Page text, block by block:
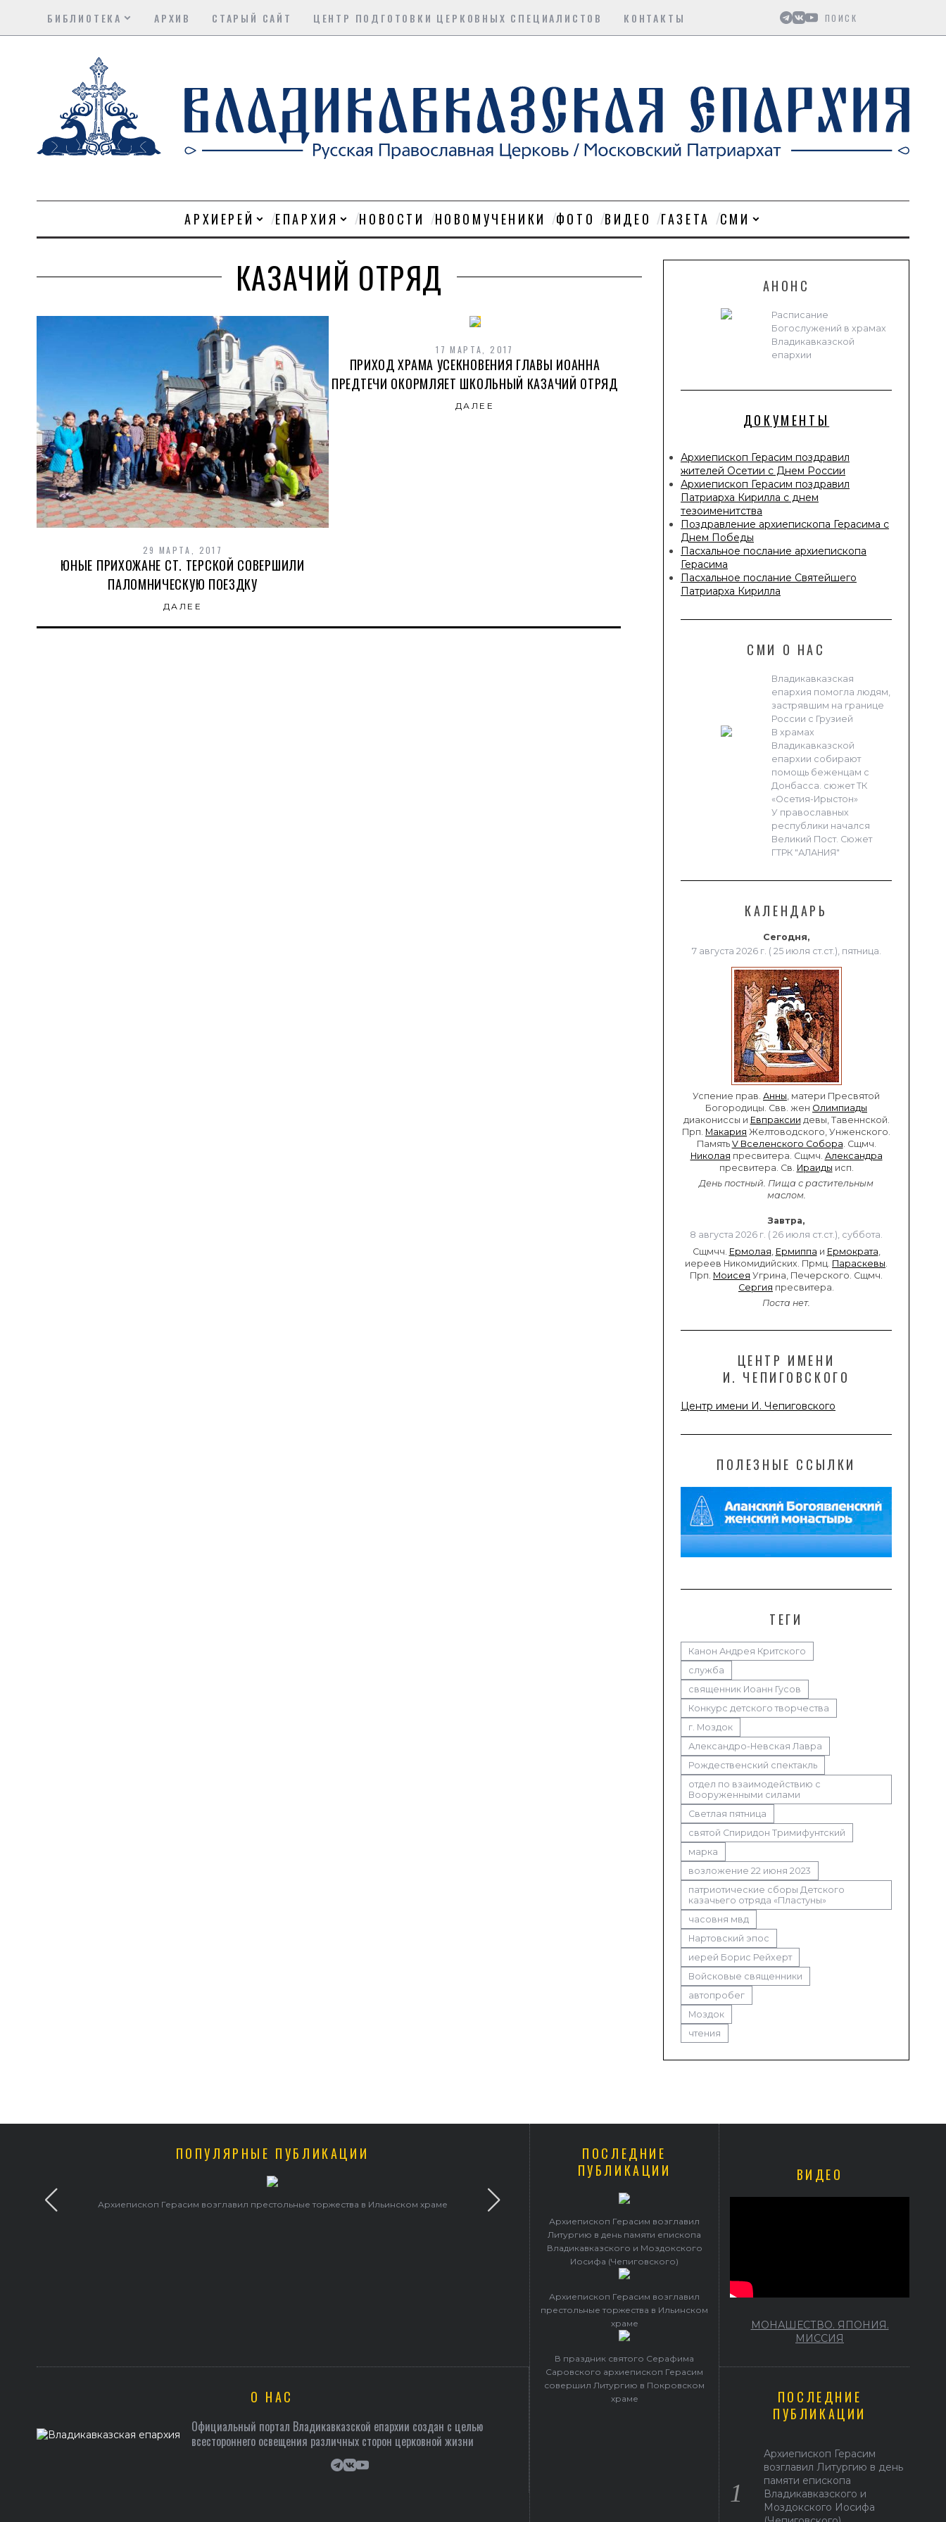
БИБЛИОТЕКА АРХИВ СТАРЫЙ САЙТ ЦЕНТР ПОДГОТОВКИ ЦЕРКОВНЫХ СПЕЦИАЛИСТОВ КОНТАКТЫ
АРХИЕРЕЙ ЕПАРХИЯ НОВОСТИ НОВОМУЧЕНИКИ ФОТО ВИДЕО ГАЗЕТА СМИ
АНОНС
Расписание
Богослужений в храмах
Владикавказской
епархии
ДОКУМЕНТЫ
Архиепископ Герасим поздравил
жителей Осетии с Днем России
Архиепископ Герасим поздравил
Патриарха Кирилла с днем
тезоименитства
Поздравление архиепископа Герасима с
Днем Победы
Пасхальное послание архиепископа
Герасима
Пасхальное послание Святейшего
Патриарха Кирилла
СМИ О НАС
Владикавказская
епархия помогла людям,
застрявшим на границе
России с Грузией
В храмах
Владикавказской
епархии собирают
помощь беженцам с
Донбасса. сюжет ТК
«Осетия-Ирыстон»
У православных
республики начался
Великий Пост. Сюжет
ГТРК "АЛАНИЯ"
КАЛЕНДАРЬ
Сегодня,
7 августа 2026 г. ( 25 июля ст.ст.), пятница.
Успение прав. Анны , матери Пресвятой
Богородицы. Свв. жен Олимпиады
диакониссы и Евпраксии девы, Тавеннской.
Прп. Макария Желтоводского, Унженского.
Память V Вселенского Собора . Сщмч.
Николая пресвитера. Сщмч. Александра
пресвитера. Св. Ираиды исп.
День постный. Пища с растительным
маслом.
Завтра,
8 августа 2026 г. ( 26 июля ст.ст.), суббота.
Сщмчч. Ермолая Ермиппа и Ермократа
иереев Никомидийских. Прмц. Параскевы
Прп. Моисея Угрина, Печерского. Сщмч.
Сергия пресвитера.
Поста нет.
ЦЕНТР ИМЕНИ
И. ЧЕПИГОВСКОГО
Центр имени И. Чепиговского
ПОЛЕЗНЫЕ ССЫЛКИ
ТЕГИ
Канон Андрея Критского
служба
священник Иоанн Гусов
Конкурс детского творчества
г. Моздок
Александро-Невская Лавра
Рождественский спектакль
отдел по взаимодействию с
Вооруженными силами
Светлая пятница
святой Спиридон Тримифунтский
марка
возложение 22 июня 2023
патриотические сборы Детского
казачьего отряда «Пластуны»
часовня мвд
Нартовский эпос
иерей Борис Рейхерт
Войсковые священники
автопробег
Моздок
чтения
КАЗАЧИЙ ОТРЯД
29 МАРТА, 2017
ЮНЫЕ ПРИХОЖАНЕ СТ. ТЕРСКОЙ СОВЕРШИЛИ
ПАЛОМНИЧЕСКУЮ ПОЕЗДКУ
ДАЛЕЕ
17 МАРТА, 2017
ПРИХОД ХРАМА УСЕКНОВЕНИЯ ГЛАВЫ ИОАННА
ПРЕДТЕЧИ ОКОРМЛЯЕТ ШКОЛЬНЫЙ КАЗАЧИЙ ОТРЯД
ДАЛЕЕ
ПОПУЛЯРНЫЕ ПУБЛИКАЦИИ
Герасим возглавил престольные торжества в Ильинском храме
В праздник святого Серафима Саровского архиепископ Герасим совершил Литургию в Покровском
О НАС
Официальный портал Владикавказской епархии создан c целью
всестороннего освещения различных сторон церковной жизни
ПОСЛЕДНИЕ
ПУБЛИКАЦИИ
Архиепископ Герасим возглавил
Литургию в день памяти епископа
Владикавказского и Моздокского
Иосифа (Чепиговского)
Архиепископ Герасим возглавил
престольные торжества в Ильинском
храме
В праздник святого Серафима
Саровского архиепископ Герасим
совершил Литургию в Покровском
храме
ВИДЕО
МОНАШЕСТВО. ЯПОНИЯ.
МИССИЯ
ПОСЛЕДНИЕ
ПУБЛИКАЦИИ
Архиепископ Герасим
возглавил Литургию в день
памяти епископа
Владикавказского и
Моздокского Иосифа